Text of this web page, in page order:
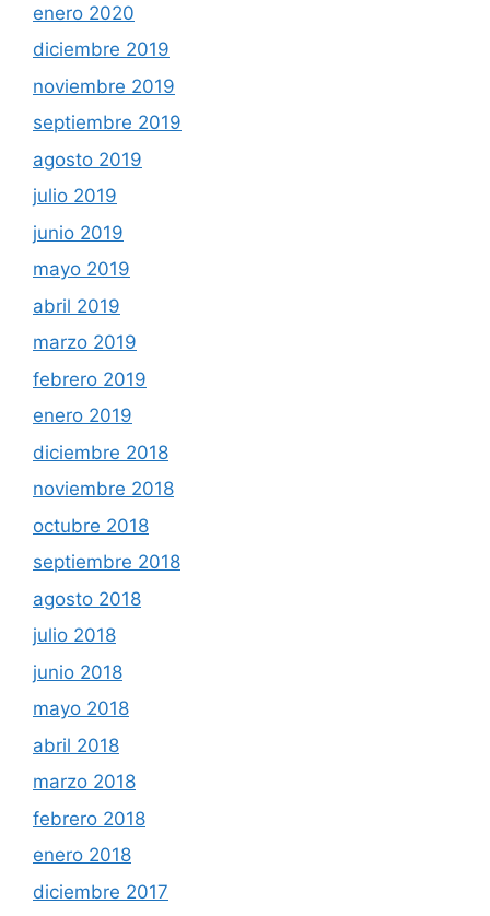
enero 2020
diciembre 2019
noviembre 2019
septiembre 2019
agosto 2019
julio 2019
junio 2019
mayo 2019
abril 2019
marzo 2019
febrero 2019
enero 2019
diciembre 2018
noviembre 2018
octubre 2018
septiembre 2018
agosto 2018
julio 2018
junio 2018
mayo 2018
abril 2018
marzo 2018
febrero 2018
enero 2018
diciembre 2017